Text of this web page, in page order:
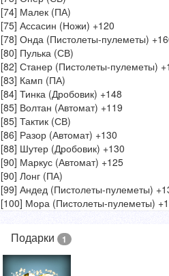
[74] Малек (ПА)
[75] Ассасин (Ножи) +120
[78] Онда (Пистолеты-пулеметы)
[80] Пулька (СВ)
[82] Станер (Пистолеты-пулеметы)
[83] Камп (ПА)
[84] Тинка (Дробовик) +148
[85] Волтан (Автомат) +119
[85] Тактик (СВ)
[86] Разор (Автомат) +130
[88] Шутер (Дробовик) +130
[90] Маркус (Автомат) +125
[90] Лонг (ПА)
[99] Андед (Пистолеты-пулеметы)
[100] Мора (Пистолеты-пулеметы)
Подарки 1